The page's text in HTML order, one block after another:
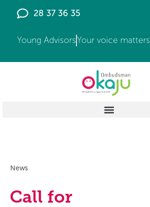
28 37 36 35
Young Advisors Your voice matters
News
Call for